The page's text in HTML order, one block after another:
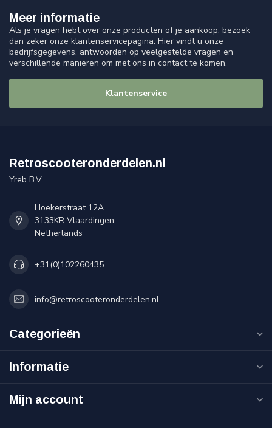
Meer informatie
Als je vragen hebt over onze producten of je aankoop, bezoek
dan zeker onze klantenservicepagina. Hier vindt u onze
bedrijfsgegevens, antwoorden op veelgestelde vragen en
verschillende manieren om met ons in contact te komen.
Klantenservice
Retroscooteronderdelen.nl
Yreb B.V.
Hoekerstraat 12A
3133KR Vlaardingen
Netherlands
+31(0)102260435
info@retroscooteronderdelen.nl
Categorieën
Informatie
Mijn account